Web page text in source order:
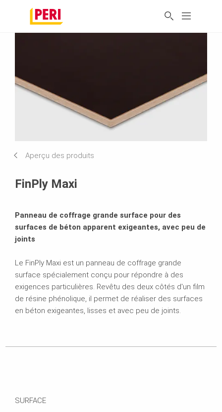
Aperçu des produits
FinPly Maxi
Panneau de coffrage grande surface pour des
surfaces de béton apparent exigeantes, avec peu de
joints
Le FinPly Maxi est un panneau de coffrage grande
surface spécialement conçu pour répondre à des
exigences particulières. Revêtu des deux côtés d'un film
de résine phénolique, il permet de réaliser des surfaces
en béton exigeantes, lisses et avec peu de joints.
SURFACE